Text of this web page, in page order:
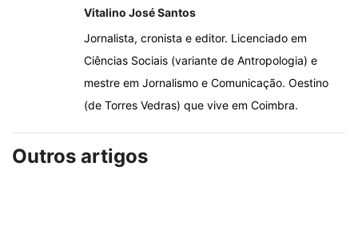
Vitalino José Santos
Jornalista, cronista e editor. Licenciado em
Ciências Sociais (variante de Antropologia) e
mestre em Jornalismo e Comunicação. Oestino
(de Torres Vedras) que vive em Coimbra.
Outros artigos